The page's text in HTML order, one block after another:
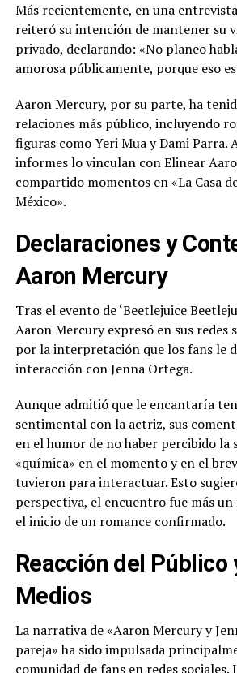
Más recientemente, en una
reiteró su intención de mantener su
privado, declarando: «No planeo
amorosa públicamente, porque eso
Aaron Mercury, por su parte, ha
relaciones más público, incluyendo
figuras como Yeri Mua y Dami Parra.
informes lo vinculan con Elinear
compartido momentos en «La Casa
México».
Declaraciones y
Aaron Mercury
Tras el evento de ‘Beetlejuice
Aaron Mercury expresó en sus redes
por la interpretación que los fans le
interacción con Jenna Ortega.
Aunque admitió que le encantaría
sentimental con la actriz, sus
en el humor de no haber percibido la
«química» en el momento y en el
tuvieron para interactuar. Esto
perspectiva, el encuentro fue más
el inicio de un romance confirmado.
Reacción del Público
Medios
La narrativa de «Aaron Mercury y
pareja» ha sido impulsada
comunidad de fans en redes sociales.